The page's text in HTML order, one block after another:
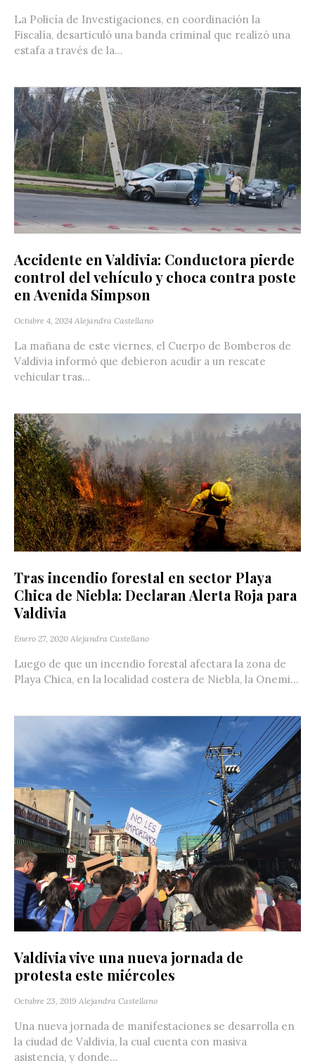
La Policía de Investigaciones, en coordinación la
Fiscalía, desarticuló una banda criminal que realizó una
estafa a través de la...
Accidente en Valdivia: Conductora pierde
control del vehículo y choca contra poste
en Avenida Simpson
Octubre 4, 2024 Alejandra Castellano
La mañana de este viernes, el Cuerpo de Bomberos de
Valdivia informó que debieron acudir a un rescate
vehicular tras...
Tras incendio forestal en sector Playa
Chica de Niebla: Declaran Alerta Roja para
Valdivia
Enero 27, 2020 Alejandra Castellano
Luego de que un incendio forestal afectara la zona de
Playa Chica, en la localidad costera de Niebla, la Onemi...
Valdivia vive una nueva jornada de
protesta este miércoles
Octubre 23, 2019 Alejandra Castellano
Una nueva jornada de manifestaciones se desarrolla en
la ciudad de Valdivia, la cual cuenta con masiva
asistencia, y donde...